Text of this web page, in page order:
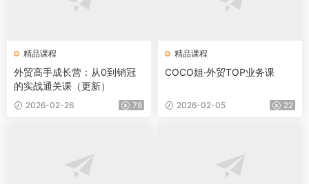
精品课程
外贸高手成长营：从0到销冠
的实战通关课（更新）
2026-02-26 78
精品课程
COCO姐·外贸TOP业务课
2026-02-05 22